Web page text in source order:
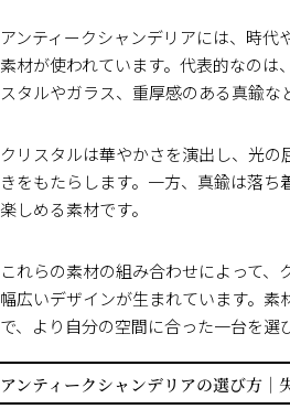
アンティークシャンデリアには、時代
素材が使われています。代表的なのは
スタルやガラス、重厚感のある真鍮な
クリスタルは華やかさを演出し、光の
きをもたらします。一方、真鍮は落ち
楽しめる素材です。
これらの素材の組み合わせによって、
幅広いデザインが生まれています。素
で、より自分の空間に合った一台を選
アンティークシャンデリアの選び方｜